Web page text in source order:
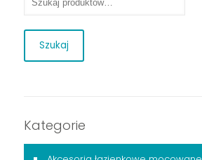
Szukaj
Kategorie